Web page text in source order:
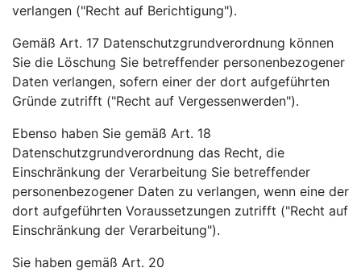
verlangen ("Recht auf Berichtigung").
Gemäß Art. 17 Datenschutzgrundverordnung können
Sie die Löschung Sie betreffender personenbezogener
Daten verlangen, sofern einer der dort aufgeführten
Gründe zutrifft ("Recht auf Vergessenwerden").
Ebenso haben Sie gemäß Art. 18
Datenschutzgrundverordnung das Recht, die
Einschränkung der Verarbeitung Sie betreffender
personenbezogener Daten zu verlangen, wenn eine der
dort aufgeführten Voraussetzungen zutrifft ("Recht auf
Einschränkung der Verarbeitung").
Sie haben gemäß Art. 20